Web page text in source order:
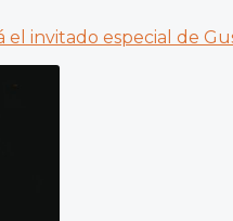
invitado especial de